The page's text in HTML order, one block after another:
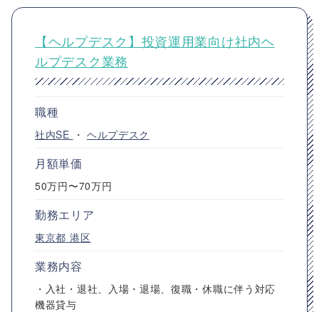
【ヘルプデスク】投資運用業向け社内ヘ
ルプデスク業務
職種
社内SE ・ ヘルプデスク
月額単価
50万円〜70万円
勤務エリア
東京都 港区
業務内容
・入社・退社、入場・退場、復職・休職に伴う対応
機器貸与